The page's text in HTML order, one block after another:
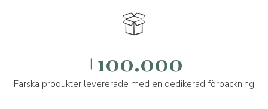
+100.000
Färska produkter levererade med en dedikerad förpackning